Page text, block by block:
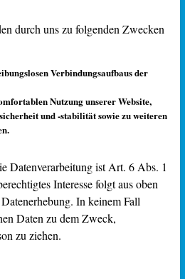
durch uns zu folgenden Zwecken
Verbindungsaufbaus der
Nutzung unserer Website,
und -stabilität sowiezu weiteren
Datenverarbeitung ist Art. 6 Abs. 1
Interesse folgt aus oben
In keinem Fall
Daten zu dem Zweck,
zu ziehen.